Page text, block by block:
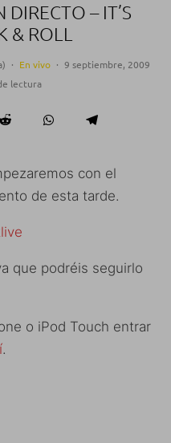
– IT’S
& ROLL
· En vivo · 9 septiembre, 2009
lectura
con el
de esta tarde.
que podréis seguirlo
o iPod Touch entrar
.